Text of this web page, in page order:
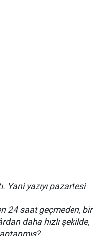
Yani yazıyı pazartesi
24 saat geçmeden, bir
daha hızlı şekilde,